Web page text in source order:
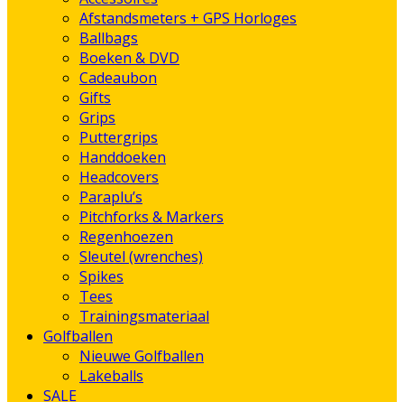
Afstandsmeters + GPS Horloges
Ballbags
Boeken & DVD
Cadeaubon
Gifts
Grips
Puttergrips
Handdoeken
Headcovers
Paraplu’s
Pitchforks & Markers
Regenhoezen
Sleutel (wrenches)
Spikes
Tees
Trainingsmateriaal
Golfballen
Nieuwe Golfballen
Lakeballs
SALE